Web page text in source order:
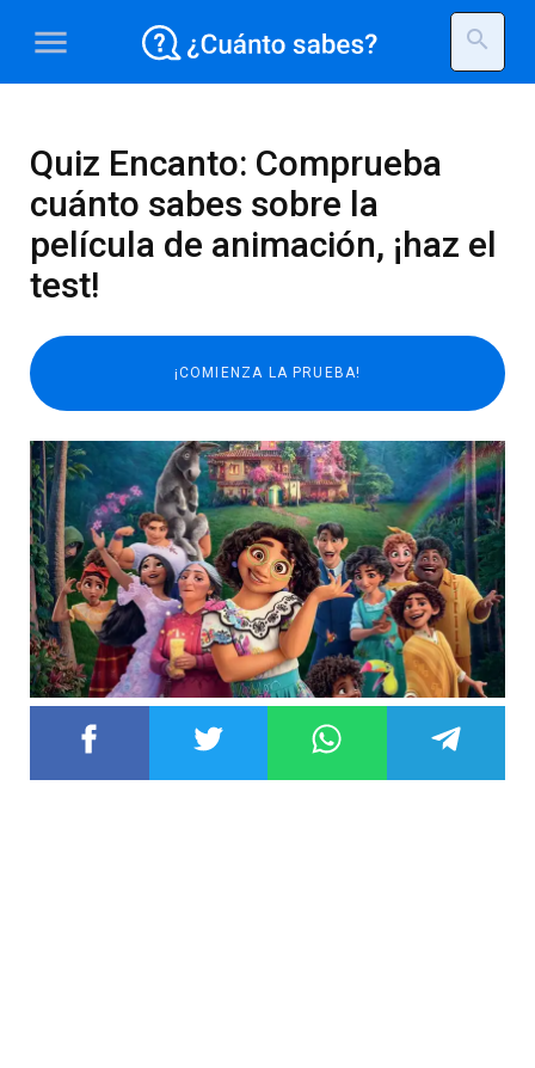
menu search
Quiz Encanto: Comprueba
cuánto sabes sobre la
película de animación, ¡haz el
test!